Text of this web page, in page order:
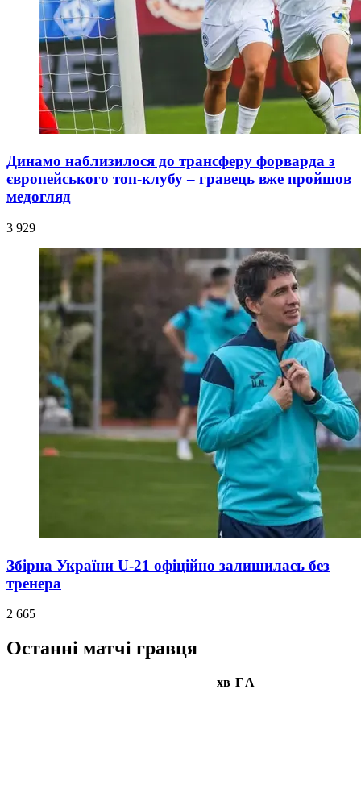
Динамо наблизилося до трансферу форварда з
європейського топ-клубу – гравець вже пройшов
медогляд
3 929
Збірна України U-21 офіційно залишилась без
тренера
2 665
Останні матчі гравця
хв ГА